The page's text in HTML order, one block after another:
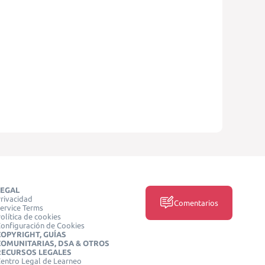
Terms
de cookies
de Cookies
GUÍAS
DSA & OTROS
LEGALES
Legal de Learneo
Comentarios